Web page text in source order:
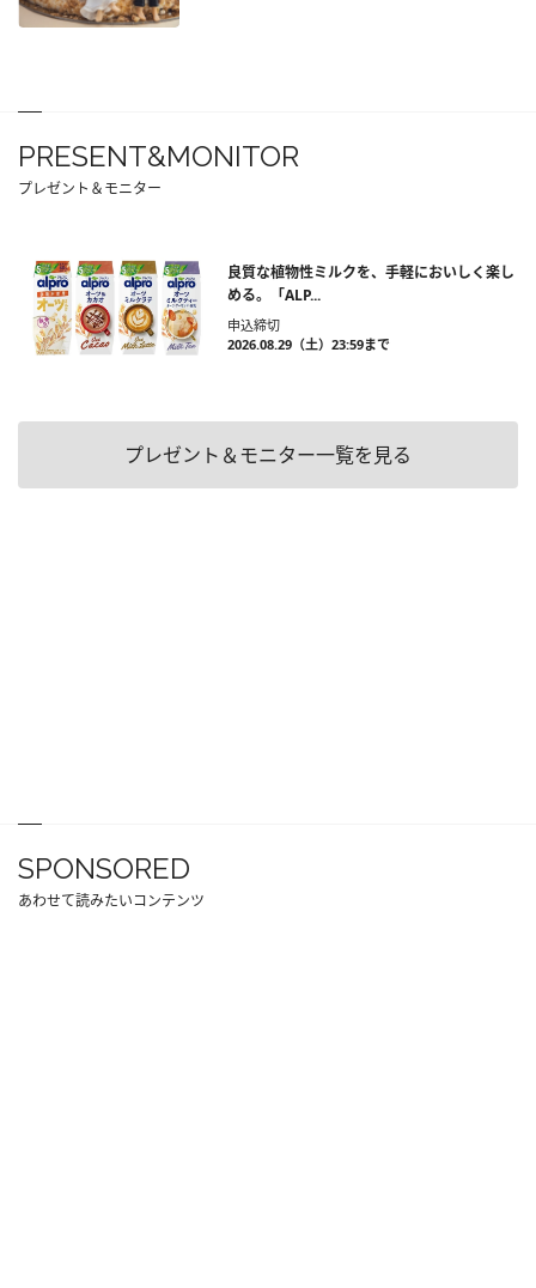
PRESENT&MONITOR
プレゼント＆モニター
良質な植物性ミルクを、手軽においしく楽し
める。「ALP...
申込締切
2026.08.29（土）23:59まで
プレゼント＆モニター一覧を見る
SPONSORED
あわせて読みたいコンテンツ